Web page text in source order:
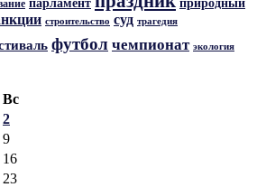
строительство суд трагедия
футбол чемпионат экология
Вс
2
9
16
23